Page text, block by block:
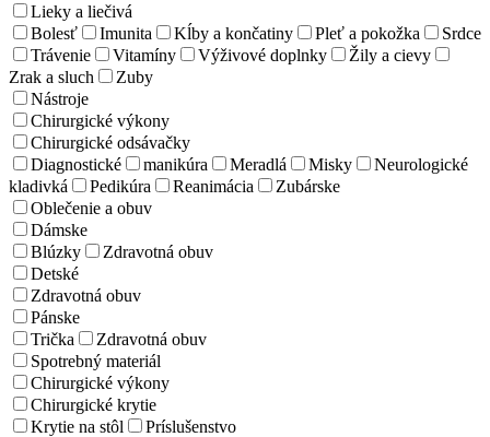
Lieky a liečivá
Bolesť
Imunita Kĺby a končatiny Pleť a pokožka
Srdce
Trávenie
Vitamíny Výživové doplnky
Žily a cievy
Zrak a sluch
Zuby
Nástroje
Chirurgické výkony
Chirurgické odsávačky
Diagnostické
manikúra Meradlá Misky
Neurologické
kladivká
Pedikúra Reanimácia
Zubárske
Oblečenie a obuv
Dámske
Blúzky
Zdravotná obuv
Detské
Zdravotná obuv
Pánske
Trička
Zdravotná obuv
Spotrebný materiál
Chirurgické výkony
Chirurgické krytie
Krytie na stôl
Príslušenstvo